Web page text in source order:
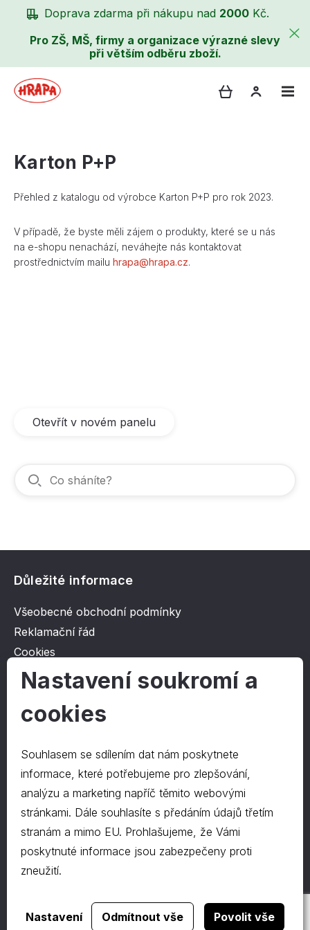
Doprava zdarma při nákupu nad 2000 Kč.
Pro ZŠ, MŠ, firmy a organizace výrazné slevy
při větším odběru zboží.
Karton P+P
Přehled z katalogu od výrobce Karton P+P pro rok 2023.
V případě, že byste měli zájem o produkty, které se u nás
na e-shopu nenachází, neváhejte nás kontaktovat
prostřednictvím mailu hrapa@hrapa.cz.
Otevřít v novém panelu
Důležité informace
Všeobecné obchodní podmínky
Reklamační řád
Cookies
Ochrana osobních údajů
O společnosti
Kontakt
O nás
Kontakty
577 222 666
©2024 PD-HRAPA s.r.o.
Realizace webudgstudio.
Nastavení soukromí a
cookies
Souhlasem se sdílením dat nám poskytnete
informace, které potřebujeme pro zlepšování,
analýzu a marketing napříč těmito webovými
stránkami. Dále souhlasíte s předáním údajů třetím
stranám a mimo EU. Prohlašujeme, že Vámi
poskytnuté informace jsou zabezpečeny proti
zneužití.
Nastavení Odmítnout vše Povolit vše